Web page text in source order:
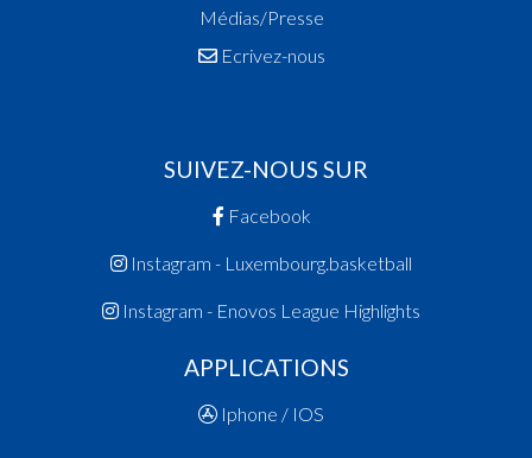
Médias/Presse
Ecrivez-nous
SUIVEZ-NOUS SUR
Facebook
Instagram - Luxembourg.basketball
Instagram - Enovos League Highlights
APPLICATIONS
Iphone / IOS